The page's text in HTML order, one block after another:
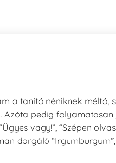
a tanító néniknek méltó,
Azóta pedig folyamatosan
vagy!”, “Szépen
dorgáló “Irgumburgum”,